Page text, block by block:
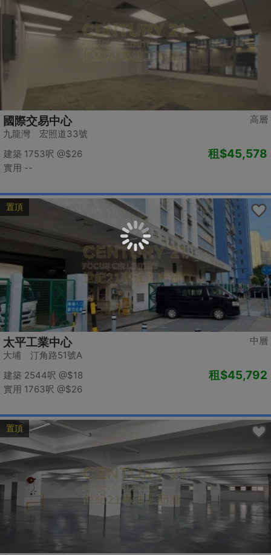
高層
國際交易中心
九龍灣 宏照道33號
建築 1753呎 @$26
實用 --
租$45,578
置頂
中層
太平工業中心
大埔 汀角路51號A
建築 2544呎 @$18
實用 1763呎 @$26
租$45,792
置頂